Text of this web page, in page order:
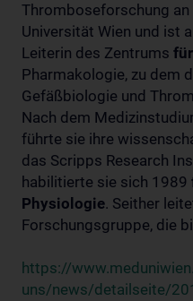
Thromboseforschung
Universität Wien und ist
Leiterin des Zentrums für
Pharmakologie, zu dem
Gefäßbiologie und
Nach dem
führte sie ihre
das Scripps Research
habilitierte sie sich 1989
Physiologie. Seither
Forschungsgruppe, die
https://
uns/news/detailseite/